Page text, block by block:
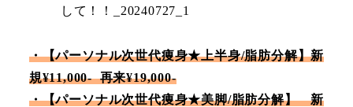
・【パーソナル次世代痩身★上半身/脂肪分解】新
規¥11,000- 再来¥19,000-
・【パーソナル次世代痩身★美脚/脂肪分解】 新